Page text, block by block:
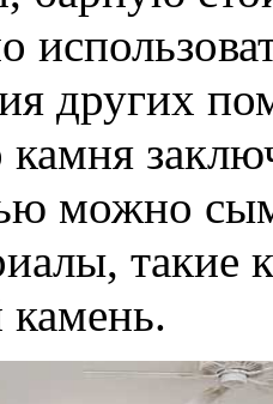
других
можно
такие
камень.